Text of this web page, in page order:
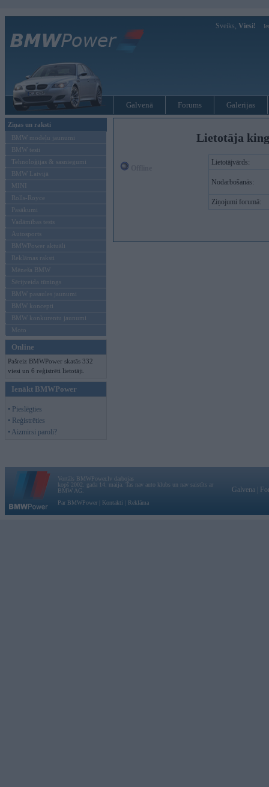
Sveiks, Viesi!
Galvenā Forums Galerijas
Ziņas un raksti
BMW modeļu jaunumi
BMW testi
Tehnoloģijas & sasniegumi
BMW Latvijā
MINI
Rolls-Royce
Pasākumi
Vadāmības tests
Autosports
BMWPower aktuāli
Reklāmas raksti
Mēneša BMW
Sērijveida tūnings
BMW pasaules jaunumi
BMW koncepti
BMW konkurentu jaunumi
Moto
Online
Pašreiz BMWPower skatās 332
viesi un 6 reģistrēti lietotāji.
Ienākt BMWPower
• Pieslēgties
• Reģistrēties
• Aizmirsi paroli?
Lietotāja
Lietotājvārds:
Nodarbošanās:
Ziņojumi forumā:
Vortāls BMWPower.lv darbojas
kopš 2002. gada 14. maija. Tas nav auto klubs un nav saistīts ar
BMW AG.
Par BMWPower
Kontakti Reklāma
Galvena